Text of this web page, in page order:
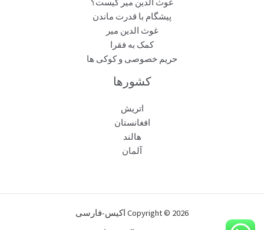
غوث الدین میر کیست؟
پیشگام با قدرت ماندن
غوث الدین میر
کمک به فقرا
حریم خصوصی و کوکی ها
کشورها
اتریش
افغانستان
هالند
آلمان
Copyright © 2026 اکیس-فارسی